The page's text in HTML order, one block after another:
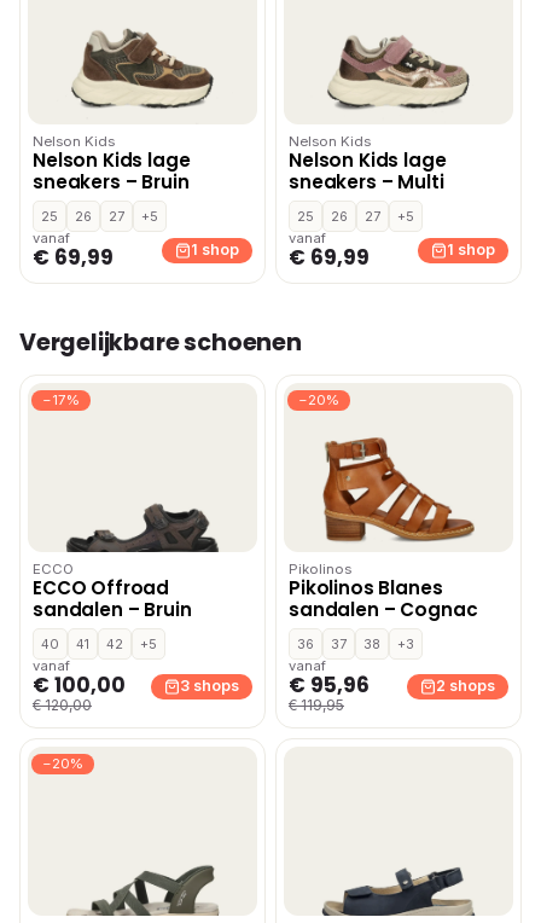
Nelson Kids
Nelson Kids lage
sneakers – Bruin
25 26 27
+5
vanaf
€ 69,99 1 shop
Nelson Kids
Nelson Kids lage
sneakers – Multi
25 26 27
+5
vanaf
€ 69,99 1 shop
Vergelijkbare schoenen
−17%
ECCO
ECCO Offroad
sandalen – Bruin
40 41 42
+5
vanaf
€ 100,00
€ 120,00
3 shops
−20%
Pikolinos
Pikolinos Blanes
sandalen – Cognac
36 37 38
+3
vanaf
€ 95,96
€ 119,95
2 shops
−20%